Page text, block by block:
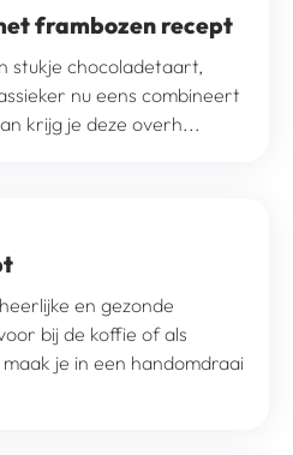
frambozen recept
stukje chocoladetaart,
nu eens combineert
krijg je deze overh...
en gezonde
bij de koffie of als
je in een handomdraai